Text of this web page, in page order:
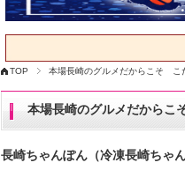
TOP 本場長崎のグルメだからこそ
本場長崎のグルメだから
長崎ちゃんぽん（冷凍長崎ちゃ